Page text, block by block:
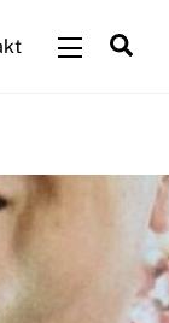
Widgets